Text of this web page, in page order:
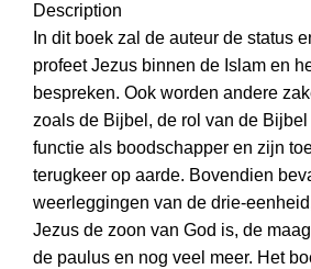
Description
In dit boek zal de auteur de status
profeet Jezus binnen de Islam en
bespreken. Ook worden andere
zoals de Bijbel, de rol van de
functie als boodschapper en zijn
terugkeer op aarde. Bovendien
weerleggingen van de drie-
Jezus de zoon van God is, de
de paulus en nog veel meer. Het